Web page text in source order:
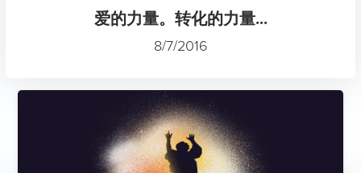
爱的力量。转化的力量...
8/7/2016